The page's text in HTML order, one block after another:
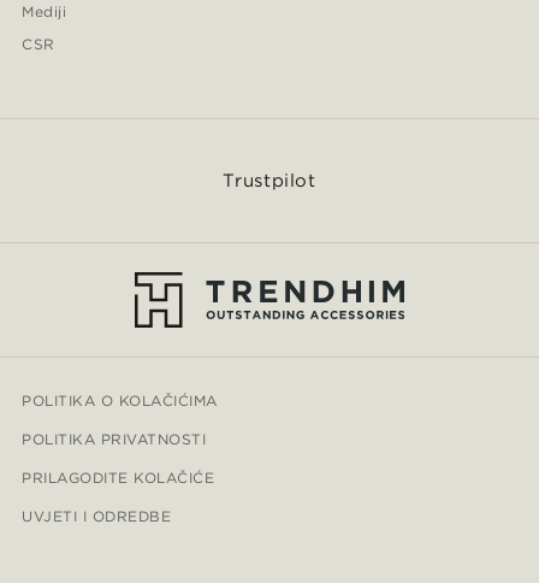
Mediji
CSR
Trustpilot
POLITIKA O KOLAČIĆIMA
POLITIKA PRIVATNOSTI
PRILAGODITE KOLAČIĆE
UVJETI I ODREDBE